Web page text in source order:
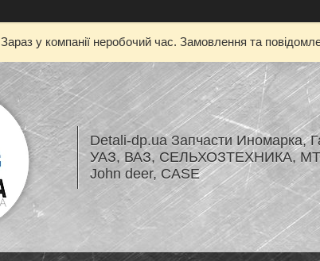
Зараз у компанії неробочий час. Замовлення та
Detali-dp.ua Запчасти Иномарка,
УАЗ, ВАЗ, СЕЛЬХОЗТЕХНИКА,
John deer, CASE